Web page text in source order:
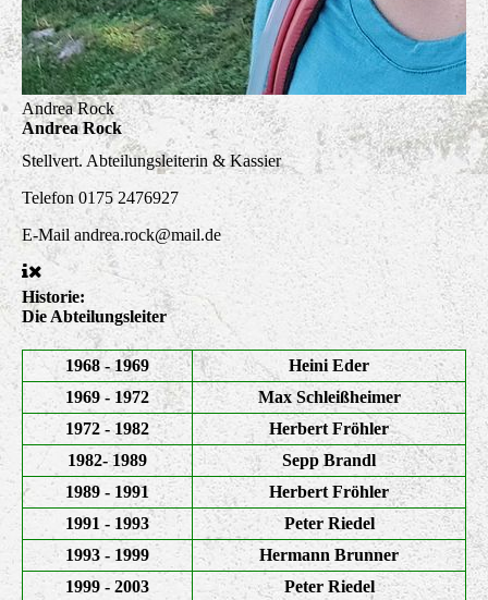
Andrea Rock
Andrea Rock
Stellvert. Abteilungsleiterin & Kassier
Telefon 0175 2476927
E-Mailandrea.rock@mail.de
Historie:
Die Abteilungsleiter
1968 - 1969
Heini Eder
1969 - 1972
Max Schleißheimer
1972 - 1982
Herbert Fröhler
1982- 1989
Sepp Brandl
1989 - 1991
Herbert Fröhler
1991 - 1993
Peter Riedel
1993 - 1999
Hermann Brunner
1999 - 2003
Peter Riedel